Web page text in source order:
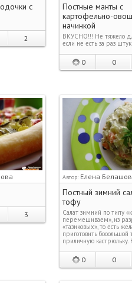
с
2
Постные манты с
картофельно-
начинкой
ВКУСНО!!! Не тяжело
если не есть за раз
0 0
3
Автор: Елена
Постный зимний
тофу
Салат зимний по типу
перемешиваем», из
«тазиковых», то есть
приготовить бооольшой
приличную кастрюльку.
0 0